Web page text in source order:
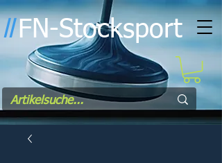
ll FN-Stocksport